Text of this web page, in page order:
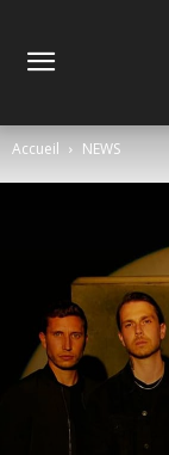
Accueil NEWS